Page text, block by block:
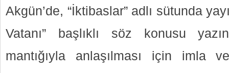
Akgün’de, “İktibaslar” adlı sütunda
Vatanı” başlıklı söz konusu
mantığıyla anlaşılması için imla